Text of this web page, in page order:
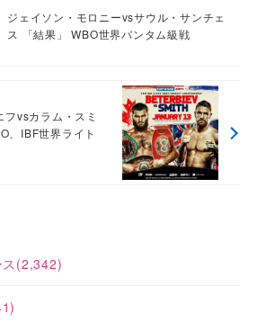
ジェイソン・モロニーvsサウル・サンチェ
ス 「結果」 WBO世界バンタム級戦
vsカラム・スミ
、IBF世界ライト
(2,342)